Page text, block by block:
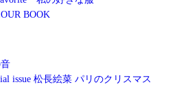
BOOK
issue 松長絵菜 パリのクリスマス